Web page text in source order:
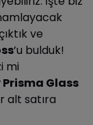
ve
’u bulduk!
mi
Glass
alt satıra